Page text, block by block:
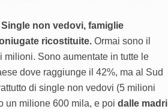
non vedovi, famiglie
ricostituite. Ormai sono il
Sono aumentate in tutte le
dove raggiunge il 42%, ma al Sud
di single non vedovi (5 milioni
un milione 600 mila, e poi dalle madri